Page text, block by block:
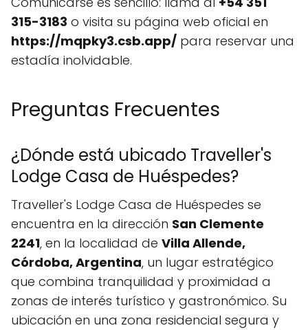
315-3183 o visita su página web oficial en
https://mqpky3.csb.app/ para reservar una
estadía inolvidable.
Preguntas Frecuentes
¿Dónde está ubicado Traveller's
Lodge Casa de Huéspedes?
Traveller's Lodge Casa de Huéspedes se
encuentra en la dirección San Clemente
2241, en la localidad de Villa Allende,
Córdoba, Argentina, un lugar estratégico
que combina tranquilidad y proximidad a
zonas de interés turístico y gastronómico. Su
ubicación en una zona residencial segura y